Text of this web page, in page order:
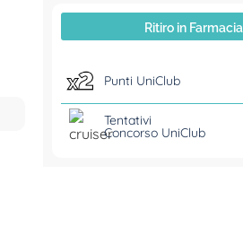
Ritiro in Farmacia
Punti UniClub
Tentativi
Concorso UniClub